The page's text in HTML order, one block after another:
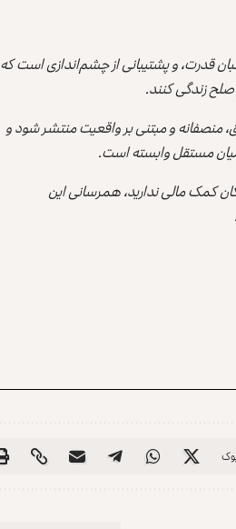
قدرت، و پشتیبانی از چشم‌اندازی است که
صلح زندگی کنند.
منصفانه و مبتنی بر واقعیت منتشر شود و
مستقل وابسته است.
کمک مالی ندارید، همرسانی این